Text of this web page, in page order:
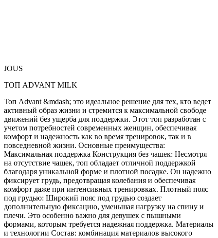
JOUS
ТОП ADVANT MILK
Топ Advant &mdash; это идеальное решение для тех, кто ведет
активный образ жизни и стремится к максимальной свободе
движений без ущерба для поддержки. Этот топ разработан с
учетом потребностей современных женщин, обеспечивая
комфорт и надежность как во время тренировок, так и в
повседневной жизни. Основные преимущества:
Максимальная поддержка Конструкция без чашек: Несмотря
на отсутствие чашек, топ обладает отличной поддержкой
благодаря уникальной форме и плотной посадке. Он надежно
фиксирует грудь, предотвращая колебания и обеспечивая
комфорт даже при интенсивных тренировках. Плотный пояс
под грудью: Широкий пояс под грудью создает
дополнительную фиксацию, уменьшая нагрузку на спину и
плечи. Это особенно важно для девушек с пышными
формами, которым требуется надежная поддержка. Материалы
и технологии Состав: комбинация материалов высокого